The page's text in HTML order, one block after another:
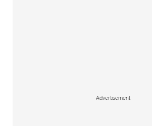
Advertisement